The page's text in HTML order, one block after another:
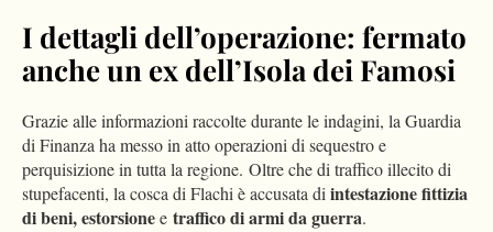
I dettagli dell’operazione: fermato
anche un ex dell’Isola dei Famosi
Grazie alle informazioni raccolte durante le indagini, la Guardia
di Finanza ha messo in atto operazioni di sequestro e
perquisizione in tutta la regione. Oltre che di traffico illecito di
stupefacenti, la cosca di Flachi è accusata diintestazione fittizia
di beni, estorsionee traffico di armi da guerra.